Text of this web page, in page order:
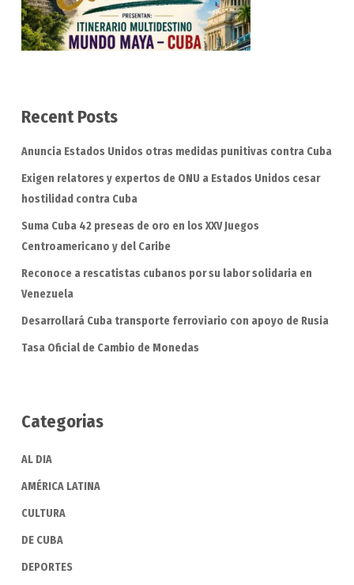
Recent Posts
Anuncia Estados Unidos otras medidas punitivas contra Cuba
Exigen relatores y expertos de ONU a Estados Unidos cesar
hostilidad contra Cuba
Suma Cuba 42 preseas de oro en los XXV Juegos
Centroamericano y del Caribe
Reconoce a rescatistas cubanos por su labor solidaria en
Venezuela
Desarrollará Cuba transporte ferroviario con apoyo de Rusia
Tasa Oficial de Cambio de Monedas
Categorias
AL DIA
AMÉRICA LATINA
CULTURA
DE CUBA
DEPORTES